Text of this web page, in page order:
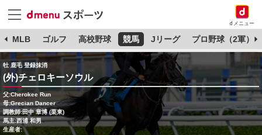
dメニュー
MLB ゴルフ 高校野球 競馬 Jリーグ プロ野球（2軍）
牡 鹿毛 登録抹消
(外)チェロキーソウル
父:Cherokee Run
母:Grecian Dancer
調教師:田中 章博 (栗東)
馬主:西浦 和男
生産者: